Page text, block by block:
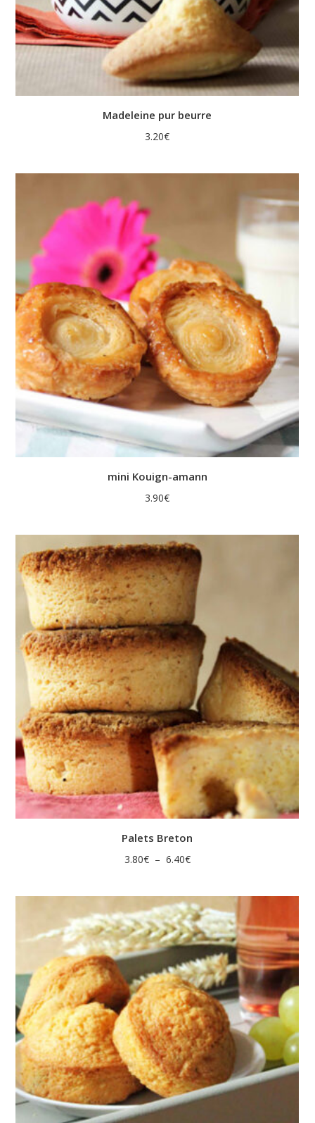
Madeleine pur beurre
3.20€
mini Kouign-amann
3.90€
Palets Breton
3.80€ – 6.40€Plage
prix :
3.80€
à
6.40€